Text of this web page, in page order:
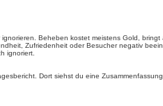
Beheben kostet meistens Gold,
Zufriedenheit oder Besucher negativ
ignoriert.
Dort siehst du eine